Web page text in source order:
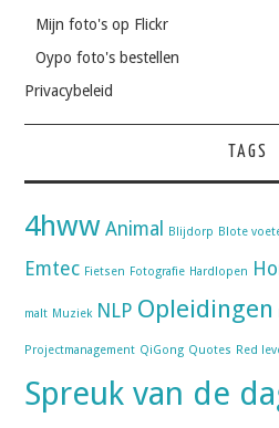
Mijn foto's op Flickr
Oypo foto's bestellen
Privacybeleid
TAGS
4hww Animal Blijdorp Blote
Emtec Fietsen Fotografie Hardlopen
malt Muziek NLP Opleidingen
Projectmanagement QiGong Quotes Red
Spreuk van de